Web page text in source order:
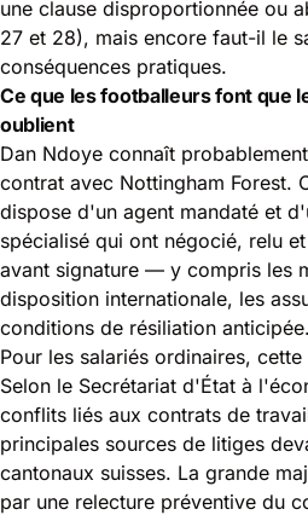
une clause disproportionnée ou
27 et 28), mais encore faut-il le
conséquences pratiques.
Ce que les footballeurs font que
oublient
Dan Ndoye connaît
contrat avec Nottingham Forest.
dispose d'un agent mandaté et
spécialisé qui ont négocié, relu
avant signature — y compris les
disposition internationale, les
conditions de résiliation anticipée.
Pour les salariés ordinaires,
Selon le Secrétariat d'État à
conflits liés aux contrats de
principales sources de litiges
cantonaux suisses. La grande
par une relecture préventive du